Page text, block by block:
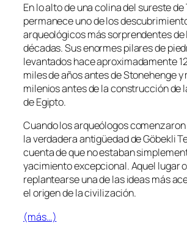
En lo alto de una colina del sureste de
permanece uno de los
arqueológicos más sorprendentes
décadas. Sus enormes pilares de
levantados hace aproximadamente
miles de años antes de Stonehenge y
milenios antes de la construcción de
de Egipto.
Cuando los arqueólogos
la verdadera antigüedad de Göbekli
cuenta de que no estaban
yacimiento excepcional. Aquel lugar
replantearse una de las ideas más
el origen de la civilización.
(más…)